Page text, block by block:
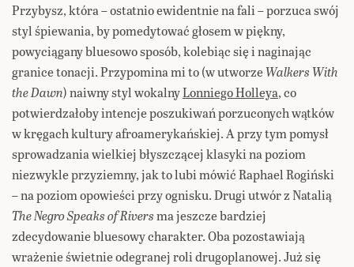
Przybysz, która – ostatnio ewidentnie na fali – porzuca swój
styl śpiewania, by pomedytować głosem w piękny,
powyciągany bluesowo sposób, kolebiąc się i naginając
granice tonacji. Przypomina mi to (w utworzeWalkers With
the Dawn) naiwny styl wokalnyLonniego Holleya, co
potwierdzałoby intencje poszukiwań porzuconych wątków
w kręgach kultury afroamerykańskiej. A przy tym pomysł
sprowadzania wielkiej błyszczącej klasyki na poziom
niezwykle przyziemny, jak to lubi mówić Raphael Rogiński
– na poziom opowieści przy ognisku. Drugi utwór z Natalią
The Negro Speaks of Riversma jeszcze bardziej
zdecydowanie bluesowy charakter. Oba pozostawiają
wrażenie świetnie odegranej roli drugoplanowej. Już się